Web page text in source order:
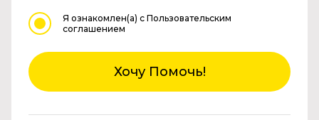
Я ознакомлен(а) с Пользовательским
соглашением
Хочу Помочь!